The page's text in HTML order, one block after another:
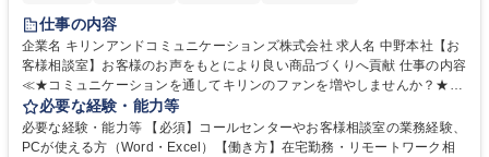
仕事の内容
企業名 キリンアンドコミュニケーションズ株式会社 求人名 中野本社【お
客様相談室】お客様のお声をもとにより良い商品づくりへ貢献 仕事の内容
≪★コミュニケーションを通してキリンのファンを増やしませんか？★≫
お客様のお声をより良い商品づくりに活かしていく上で、窓口となるお客
様相談室でのお仕事です。 日々お客様からいただくキリングループへのご
意見を、企業活動に活かしています。お客様からの声に迅速かつ誠意をも
必要な経験・能力等
必要な経験・能力等 【必須】コールセンターやお客様相談室の業務経験、
PCが使える方（Word・Excel）【働き方】在宅勤務・リモートワーク相